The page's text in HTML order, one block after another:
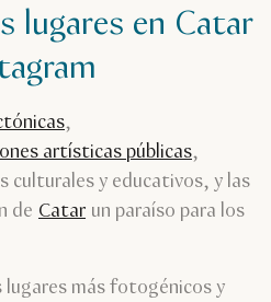
lugares en Catar
,
artísticas públicas,
culturales y educativos, y las
de Catar un paraíso para los
lugares más fotogénicos y